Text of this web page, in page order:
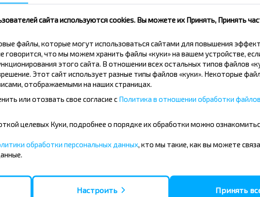
Пинск?
рейсом?
сайта используются cookies. Вы можете их Принять, Принять
файлы, которые могут использоваться сайтами для повышения
говорится, что мы можем хранить файлы «куки» на вашем устройстве,
этого сайта. В отношении всех остальных типов файлов
Этот сайт использует разные типы файлов «куки». Некоторые
отображаемыми на наших страницах.
или отозвать свое согласие с Политика в отношении обработки
целевых Куки, подробнее о порядке их обработки можно
обработки персональных данных , кто мы такие, как вы можете
Настроить Принять